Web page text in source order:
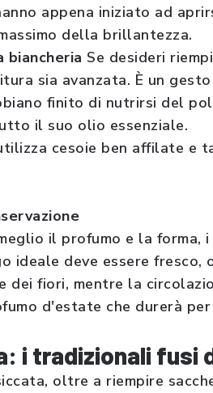
appena iniziato ad
della brillantezza.
biancheria Se desideri
sia avanzata. È un
finito di nutrirsi del
il suo olio essenziale.
cesoie ben affilate
il profumo e la forma,
ideale deve essere
dei fiori, mentre la
d'estate che durerà
i tradizionali fusi
oltre a riempire